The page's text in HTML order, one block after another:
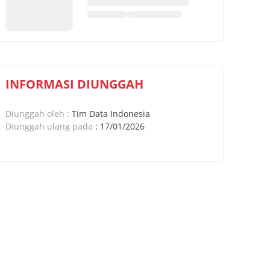
INFORMASI DIUNGGAH
Diunggah oleh : Tim Data Indonesia
Diunggah ulang pada : 17/01/2026